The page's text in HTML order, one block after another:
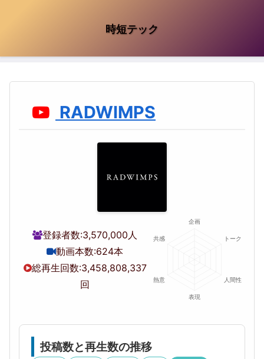
時短テック
RADWIMPS
登録者数:3,570,000人
動画本数:624本
総再生回数:3,458,808,337
回
投稿数と再生数の推移